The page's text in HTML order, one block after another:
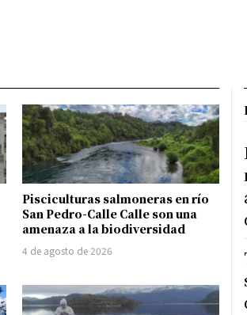
Pisciculturas salmoneras en río
San Pedro-Calle Calle son una
amenaza a la biodiversidad
4 de agosto de 2026